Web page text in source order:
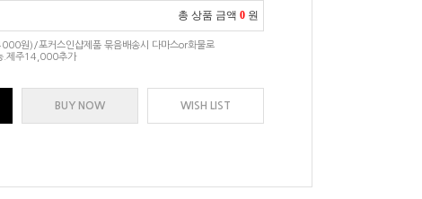
총 상품 금액 0 원
원)/포커스인샵제품 묶음배송시 다마스or화물로
.제주14,000추가
BUY NOW WISH LIST